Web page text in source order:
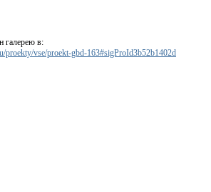
галерею в:
proekty/vse/proekt-gbd-163#sigProId3b52b1402d